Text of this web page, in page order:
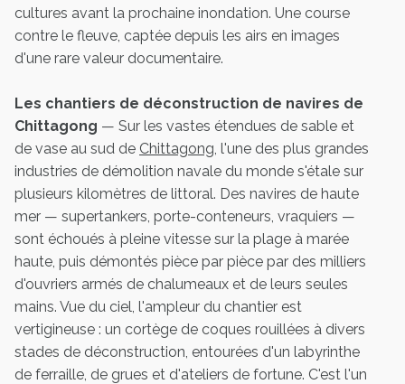
cultures avant la prochaine inondation. Une course
contre le fleuve, captée depuis les airs en images
d'une rare valeur documentaire.
Les chantiers de déconstruction de navires de
Chittagong — Sur les vastes étendues de sable et
de vase au sud de Chittagong, l'une des plus grandes
industries de démolition navale du monde s'étale sur
plusieurs kilomètres de littoral. Des navires de haute
mer — supertankers, porte-conteneurs, vraquiers —
sont échoués à pleine vitesse sur la plage à marée
haute, puis démontés pièce par pièce par des milliers
d'ouvriers armés de chalumeaux et de leurs seules
mains. Vue du ciel, l'ampleur du chantier est
vertigineuse : un cortège de coques rouillées à divers
stades de déconstruction, entourées d'un labyrinthe
de ferraille, de grues et d'ateliers de fortune. C'est l'un